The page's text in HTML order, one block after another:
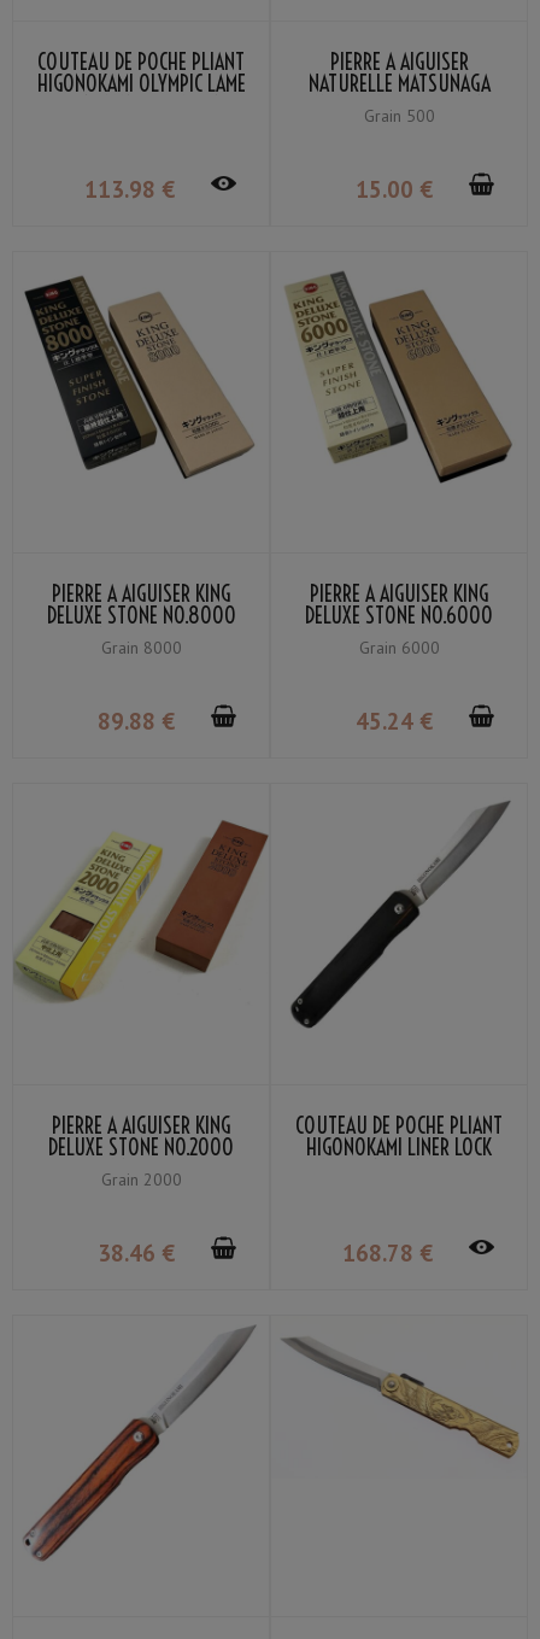
COUTEAU DE POCHE PLIANT
HIGONOKAMI OLYMPIC LAME
113.98 €
PIERRE À AIGUISER
NATURELLE MATSUNAGA
AMAKUSA PETITE GRAIN
#500
Grain 500
15.00 €
PIERRE À AIGUISER KING
DELUXE STONE NO.8000
GRAIN #8000 AVEC
SUPPORT
Grain 8000
89.88 €
PIERRE À AIGUISER KING
DELUXE STONE NO.6000
GRAIN #6000 AVEC
SUPPORT
Grain 6000
45.24 €
PIERRE À AIGUISER KING
DELUXE STONE NO.2000
GRAIN #2000
Grain 2000
38.46 €
COUTEAU DE POCHE PLIANT
HIGONOKAMI LINER LOCK
168.78 €